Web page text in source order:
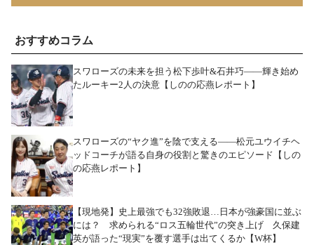
おすすめコラム
スワローズの未来を担う松下歩叶&石井巧――輝き始め
たルーキー2人の決意【しのの応燕レポート】
スワローズの“ヤク進”を陰で支える――松元ユウイチヘ
ッドコーチが語る自身の役割と驚きのエピソード【しの
の応燕レポート】
【現地発】史上最強でも32強敗退…日本が強豪国に並ぶ
には？ 求められる“ロス五輪世代”の突き上げ 久保建
英が語った“現実”を覆す選手は出てくるか【W杯】